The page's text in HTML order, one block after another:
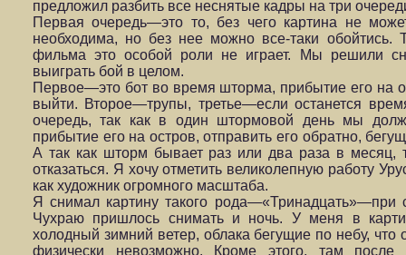
предложил разбить все неснятые кадры на три
Первая очередь—это то, без чего картина не
необходима, но без нее можно все-таки обойтись.
фильма это особой роли не играет. Мы решили
выиграть бой в целом.
Первое—это бот во время шторма, прибытие его на
выйти. Второе—трупы, третье—если останется
очередь, так как в один штормовой день мы
прибытие его на остров, отправить его обратно,
А так как шторм бывает раз или два раза в месяц,
отказаться. Я хочу отметить великолепную работу
как художник огромного масштаба.
Я снимал картину такого рода—«Тринадцать»—при
Чухраю пришлось снимать и ночь. У меня в
холодный зимний ветер, облака бегущие по небу, что
физически невозможно. Кроме этого, там